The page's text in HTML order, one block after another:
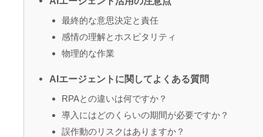
最終的な意思決定と責任
感情の理解とホスピタリティ
物理的な作業
AIエージェントに関してよくある質問
RPAとの違いは何ですか？
導入にはどのくらいの期間が必要ですか？
誤作動のリスクはありますか？